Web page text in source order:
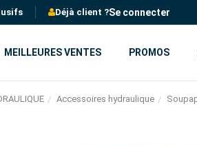
Déjà client ?Se connecter
MEILLEURES VENTES PROMOS
Accessoires hydraulique